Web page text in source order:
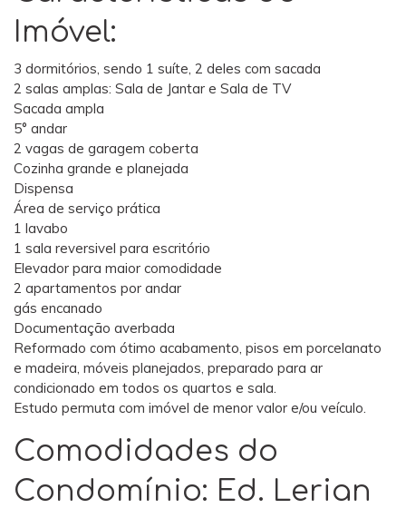
Imóvel:
3 dormitórios, sendo 1 suíte, 2 deles com sacada
2 salas amplas: Sala de Jantar e Sala de TV
Sacada ampla
5° andar
2 vagas de garagem coberta
Cozinha grande e planejada
Dispensa
Área de serviço prática
1 lavabo
1 sala reversivel para escritório
Elevador para maior comodidade
2 apartamentos por andar
gás encanado
Documentação averbada
Reformado com ótimo acabamento, pisos em porcelanato
e madeira, móveis planejados, preparado para ar
condicionado em todos os quartos e sala.
Estudo permuta com imóvel de menor valor e/ou veículo.
Comodidades do
Condomínio: Ed. Lerian